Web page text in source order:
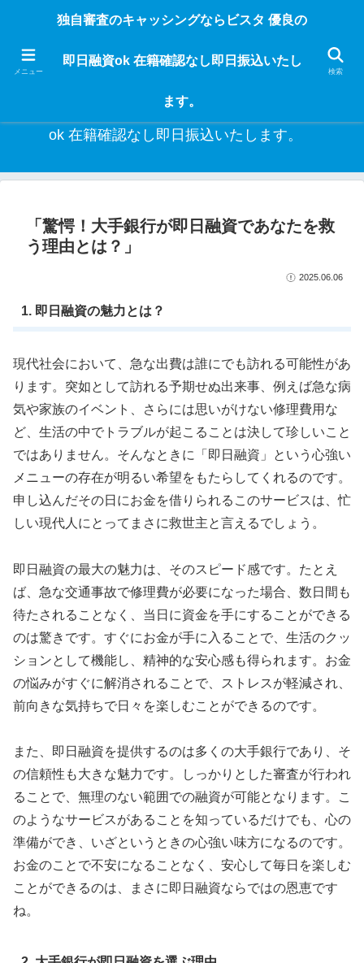
独自審査のフリーローンならビスタなら24時間365日 在籍確認なしで借りれる
な入用があっても安心！融資率97％！仕事をしている人ならブラックでも給料
日返済の１ヶ月融資で借りられるから安心！
独自審査のキャッシングならビスタ 優良の即日融資
ok 在籍確認なし即日振込いたします。
「驚愕！大手銀行が即日融資であなたを救
う理由とは？」
2025.06.06
1. 即日融資の魅力とは？
現代社会において、急な出費は誰にでも訪れる可能性があ
ります。突如として訪れる予期せぬ出来事、例えば急な病
気や家族のイベント、さらには思いがけない修理費用な
ど、生活の中でトラブルが起こることは決して珍しいこと
ではありません。そんなときに「即日融資」という心強い
メニューの存在が明るい希望をもたらしてくれるのです。
申し込んだその日にお金を借りられるこのサービスは、忙
しい現代人にとってまさに救世主と言えるでしょう。
即日融資の最大の魅力は、そのスピード感です。たとえ
ば、急な交通事故で修理費が必要になった場合、数日間も
待たされることなく、当日に資金を手にすることができる
のは驚きです。すぐにお金が手に入ることで、生活のクッ
ションとして機能し、精神的な安心感も得られます。お金
の悩みがすぐに解消されることで、ストレスが軽減され、
前向きな気持ちで日々を楽しむことができるのです。
また、即日融資を提供するのは多くの大手銀行であり、そ
の信頼性も大きな魅力です。しっかりとした審査が行われ
ることで、無理のない範囲での融資が可能となります。こ
のようなサービスがあることを知っているだけでも、心の
準備ができ、いざというときの心強い味方になるのです。
お金のことで不安になることなく、安心して毎日を楽しむ
ことができるのは、まさに即日融資ならではの恩恵です
ね。
メニュー
独自審査のキャッシングならビスタ 優良の
即日融資ok 在籍確認なし即日振込いたし
ます。
検索